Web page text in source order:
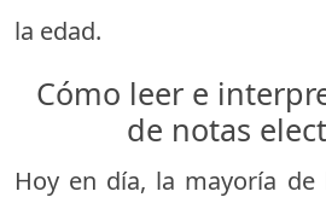
la edad.
Cómo leer e
de notas
Hoy en día, la mayoría